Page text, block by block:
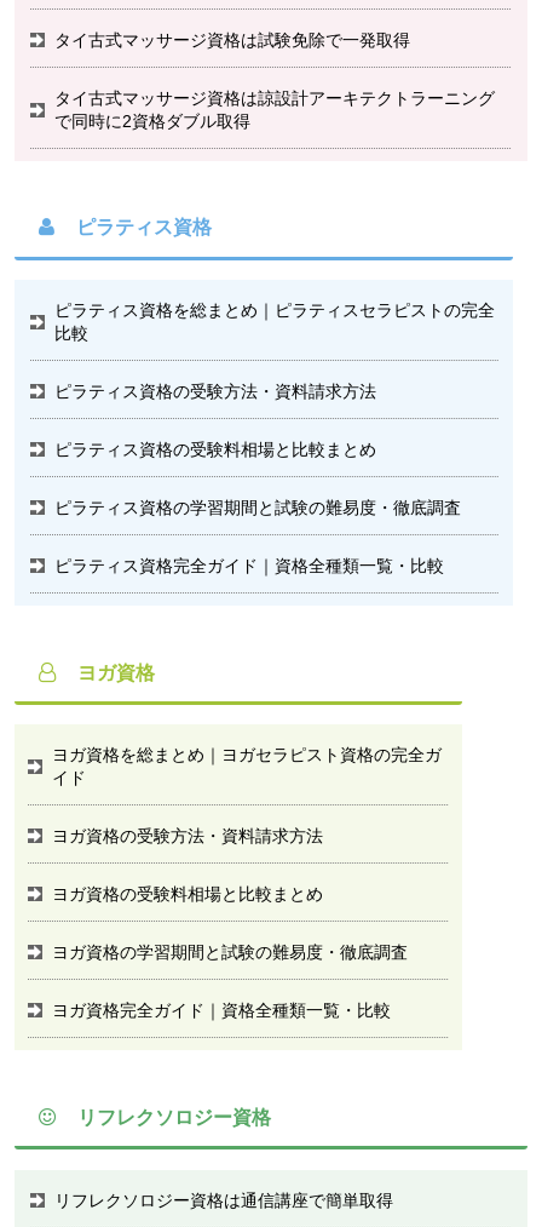
タイ古式マッサージ資格は試験免除で一発取得
タイ古式マッサージ資格は諒設計アーキテクトラーニング
で同時に2資格ダブル取得
ピラティス資格
ピラティス資格を総まとめ｜ピラティスセラピストの完全
比較
ピラティス資格の受験方法・資料請求方法
ピラティス資格の受験料相場と比較まとめ
ピラティス資格の学習期間と試験の難易度・徹底調査
ピラティス資格完全ガイド｜資格全種類一覧・比較
ヨガ資格
ヨガ資格を総まとめ｜ヨガセラピスト資格の完全ガ
イド
ヨガ資格の受験方法・資料請求方法
ヨガ資格の受験料相場と比較まとめ
ヨガ資格の学習期間と試験の難易度・徹底調査
ヨガ資格完全ガイド｜資格全種類一覧・比較
リフレクソロジー資格
リフレクソロジー資格は通信講座で簡単取得